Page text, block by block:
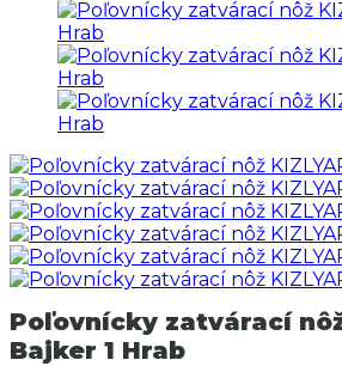
Poľovnícky zatvárací nôž
Bajker 1 Hrab